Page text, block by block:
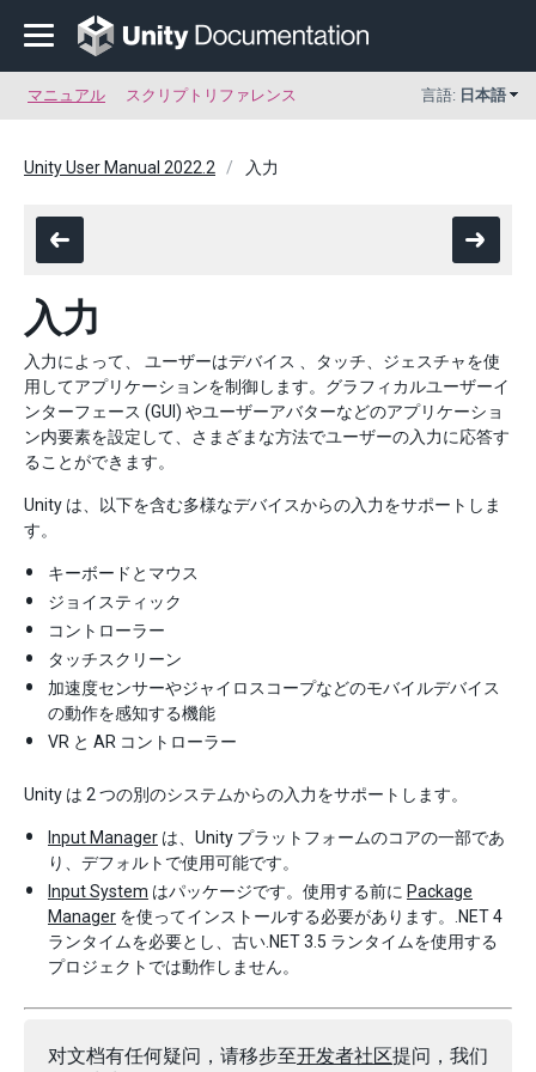
マニュアル スクリプトリファレンス 言語: 日本語
Unity User Manual 2022.2 入力
入力
入力によって、 ユーザーはデバイス 、タッチ、ジェスチャを使
用してアプリケーションを制御します。グラフィカルユーザーイ
ンターフェース (GUI) やユーザーアバターなどのアプリケーショ
ン内要素を設定して、さまざまな方法でユーザーの入力に応答す
ることができます。
Unity は、以下を含む多様なデバイスからの入力をサポートしま
す。
キーボードとマウス
ジョイスティック
コントローラー
タッチスクリーン
加速度センサーやジャイロスコープなどのモバイルデバイス
の動作を感知する機能
VR と AR コントローラー
Unity は 2 つの別のシステムからの入力をサポートします。
Input Manager は、Unity プラットフォームのコアの一部であ
り、デフォルトで使用可能です。
Input System はパッケージです。使用する前に Package
Manager を使ってインストールする必要があります。.NET 4
ランタイムを必要とし、古い.NET 3.5 ランタイムを使用する
プロジェクトでは動作しません。
对文档有任何疑问，请移步至开发者社区提问，我们